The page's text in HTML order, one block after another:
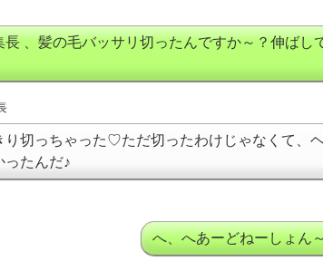
長 、髪の毛バッサリ切ったんですか～？伸ばし
り切っちゃった♡ただ切ったわけじゃなくて、
ったんだ♪
へ、へあーどねーしょん